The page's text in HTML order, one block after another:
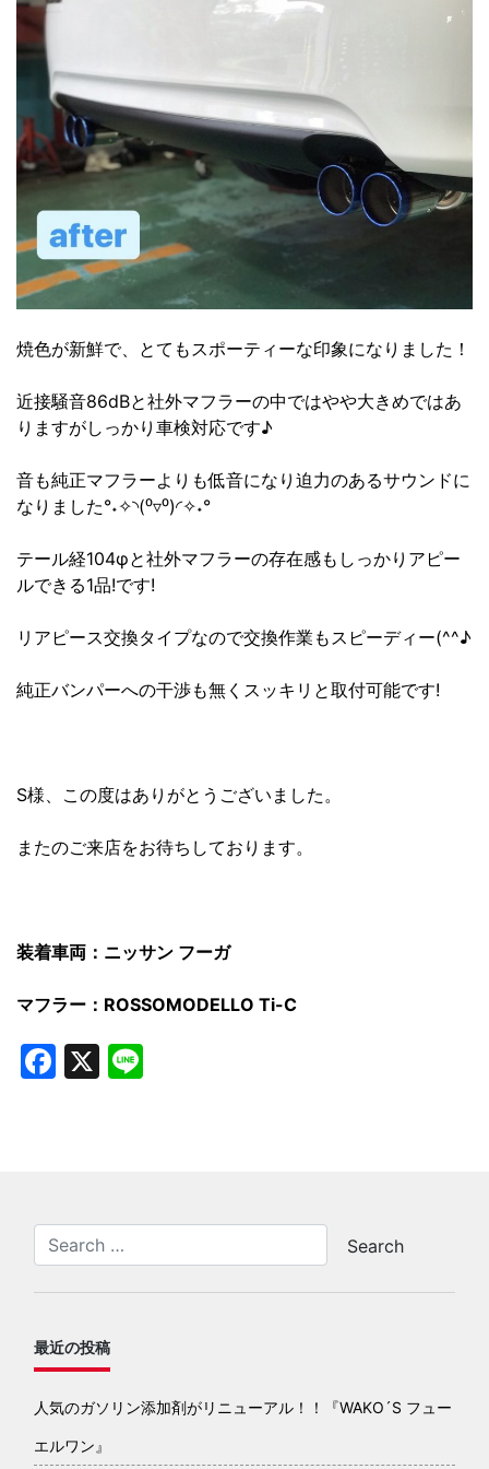
焼色が新鮮で、とてもスポーティーな印象になりました！
近接騒音86dBと社外マフラーの中ではやや大きめではあ
りますがしっかり車検対応です♪
音も純正マフラーよりも低音になり迫力のあるサウンドに
なりました°˖✧◝(⁰▿⁰)◜✧˖°
テール経104φと社外マフラーの存在感もしっかりアピー
ルできる1品!です!
リアピース交換タイプなので交換作業もスピーディー(^^♪
純正バンパーへの干渉も無くスッキリと取付可能です!
S様、この度はありがとうございました。
またのご来店をお待ちしております。
装着車両：ニッサン フーガ
マフラー：ROSSOMODELLO Ti-C
Facebook
X
最近の投稿
人気のガソリン添加剤がリニューアル！！『WAKO´S フュー
エルワン』